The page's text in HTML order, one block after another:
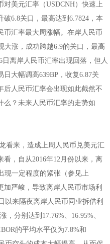
美元汇率（USDCNH）快速上
破6.8关口，最高达到6.7824，本
币汇率最大周涨幅。在岸人民币
大涨，成功跨越6.9的关口，最高
离岸人民币汇率出现回落，但人
大幅调高639BP，收复6.87关
后人民币汇率会出现如此截然不
么？未来人民币汇率的走势如
来，造成上周人民币兑美元汇
，自从2016年12月份以来，离
现一定程度的紧张（参见上
严峻，导致离岸人民币市场利
以来隔夜离岸人民币同业拆借利
，分别达到17.76%、16.95%、
的平均水平仅为7.8%和